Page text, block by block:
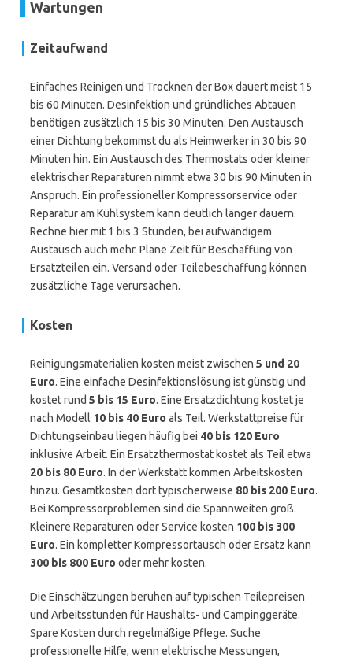
Wartungen
Zeitaufwand
Einfaches Reinigen und Trocknen der Box dauert meist 15
bis 60 Minuten. Desinfektion und gründliches Abtauen
benötigen zusätzlich 15 bis 30 Minuten. Den Austausch
einer Dichtung bekommst du als Heimwerker in 30 bis 90
Minuten hin. Ein Austausch des Thermostats oder kleiner
elektrischer Reparaturen nimmt etwa 30 bis 90 Minuten in
Anspruch. Ein professioneller Kompressorservice oder
Reparatur am Kühlsystem kann deutlich länger dauern.
Rechne hier mit 1 bis 3 Stunden, bei aufwändigem
Austausch auch mehr. Plane Zeit für Beschaffung von
Ersatzteilen ein. Versand oder Teilebeschaffung können
zusätzliche Tage verursachen.
Kosten
Reinigungsmaterialien kosten meist zwischen 5 und 20
Euro. Eine einfache Desinfektionslösung ist günstig und
kostet rund 5 bis 15 Euro. Eine Ersatzdichtung kostet je
nach Modell 10 bis 40 Euro als Teil. Werkstattpreise für
Dichtungseinbau liegen häufig bei 40 bis 120 Euro
inklusive Arbeit. Ein Ersatzthermostat kostet als Teil etwa
20 bis 80 Euro. In der Werkstatt kommen Arbeitskosten
hinzu. Gesamtkosten dort typischerweise 80 bis 200 Euro.
Bei Kompressorproblemen sind die Spannweiten groß.
Kleinere Reparaturen oder Service kosten 100 bis 300
Euro. Ein kompletter Kompressortausch oder Ersatz kann
300 bis 800 Euro oder mehr kosten.
Die Einschätzungen beruhen auf typischen Teilepreisen
und Arbeitsstunden für Haushalts- und Campinggeräte.
Spare Kosten durch regelmäßige Pflege. Suche
professionelle Hilfe, wenn elektrische Messungen,